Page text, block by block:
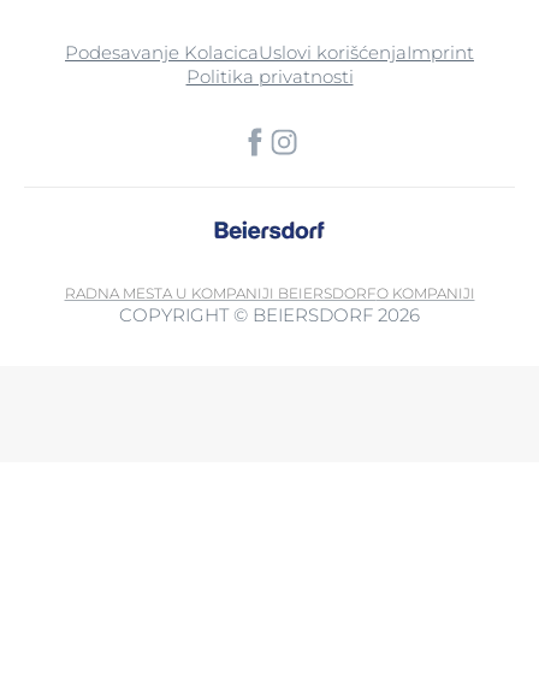
Podesavanje KolacicaUslovi korišćenjaImprint
Politika privatnosti
RADNA MESTA U KOMPANIJI BEIERSDORFO KOMPANIJI
COPYRIGHT © BEIERSDORF 2026